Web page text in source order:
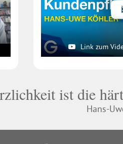
Link zum
ist die
Hans-